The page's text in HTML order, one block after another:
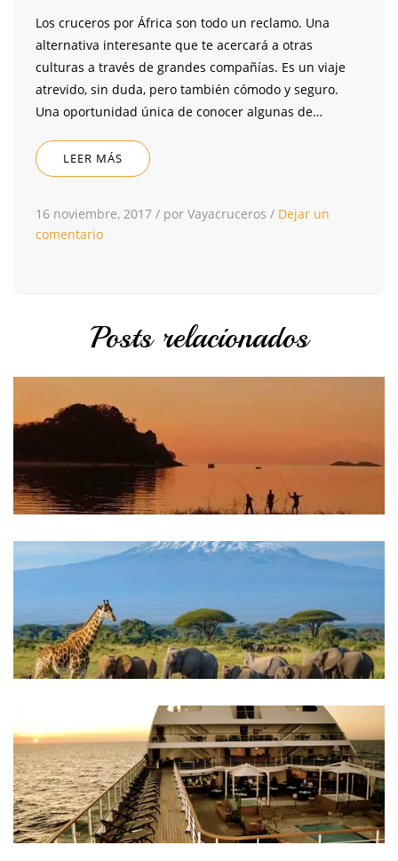
Los cruceros por África son todo un reclamo. Una
alternativa interesante que te acercará a otras
culturas a través de grandes compañías. Es un viaje
atrevido, sin duda, pero también cómodo y seguro.
Una oportunidad única de conocer algunas de…
LEER MÁS
16 noviembre, 2017 / por Vayacruceros / Dejar un
comentario
Posts relacionados